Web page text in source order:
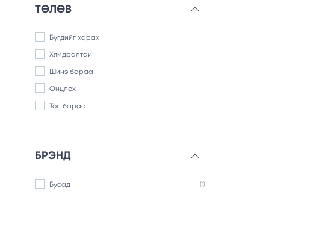
ТӨЛӨВ
Бүгдийг харах
Хямдралтай
Шинэ бараа
Онцлох
Топ бараа
БРЭНД
Бусад (1)